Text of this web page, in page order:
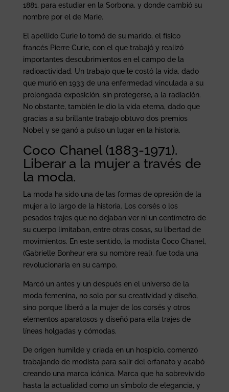
1881, para estudiar en la Sorbona, y donde cambió su
nombre por el de Marie.
El apellido Curie lo tomó de su marido, el físico
francés Pierre Curie, con el que trabajó y realizó
importantes descubrimientos en el campo de la
radioactividad. Un trabajo que le costó la vida, dado
que murió en 1933 de una enfermedad vinculada a su
prolongada exposición, sin protegerse, a la radiación.
No obstante, también le dio la vida eterna, dado que
gracias a su brillante trabajo obtuvo dos premios
Nobel y se ganó a pulso un lugar en la historia.
Coco Chanel (1883-1971).
Liberar a la mujer a través de
la moda.
La moda ha sido una de las formas de opresión de la
mujer a lo largo de la historia. Los corsés o los
pesados trajes que no dejaban ver ni un centímetro de
su cuerpo limitaban, entre otras cosas, su libertad de
movimientos. En este sentido, la modista Coco Chanel,
(Gabrielle Bonheur era su nombre real), fue toda una
revolucionaria en su campo.
Marcó un antes y un después en el universo de la
moda femenina, no solo por su creatividad y diseño,
sino porque liberó a la mujer de los corsés y otros
elementos aparatosos y diseñó para ella trajes de
líneas holgadas y cómodas.
De origen humilde y criada en un hospicio, comenzó
trabajando de modista para salir del orfanato y acabó
creando una marca icónica. Marca que ha sobrevivido
hasta la actualidad como un símbolo de elegancia, y